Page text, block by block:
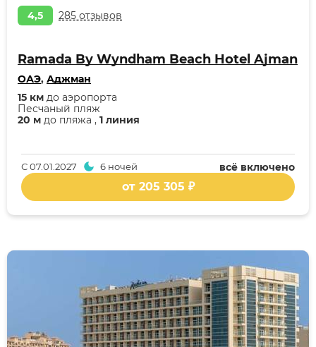
4,5 285 отзывов
Ramada By Wyndham Beach Hotel Ajman
ОАЭ, Аджман
20 м до пляжа , 1 линия
Песчаный пляж
15 км до аэропорта
всё включено
С07.01.2027 6 ночей
от 205 305 ₽